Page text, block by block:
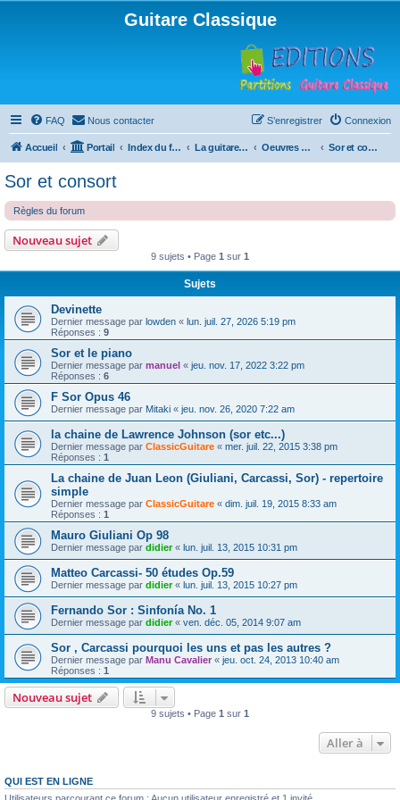
Guitare Classique
FAQ Nous contacter Connexion
S’enregistrer
Accueil Portail Index du forum La guitare : instrument, cours et théorie Oeuvres à la loupe Sor et consort
Sor et consort
Règles du forum
Nouveau sujet
9 sujets • Page 1 sur 1
Sujets
Devinette
Dernier message par lowden « lun. juil. 27, 2026 5:19 pm
Réponses : 9
Sor et le piano
Dernier message par manuel « jeu. nov. 17, 2022 3:22 pm
Réponses : 6
F Sor Opus 46
Dernier message par Mitaki « jeu. nov. 26, 2020 7:22 am
la chaine de Lawrence Johnson (sor etc...)
Dernier message par ClassicGuitare « mer. juil. 22, 2015 3:38 pm
Réponses : 1
La chaine de Juan Leon (Giuliani, Carcassi, Sor) - repertoire
simple
Dernier message par ClassicGuitare « dim. juil. 19, 2015 8:33 am
Réponses : 1
Mauro Giuliani Op 98
Dernier message par didier« lun. juil. 13, 2015 10:31 pm
Matteo Carcassi- 50 études Op.59
Dernier message par didier« lun. juil. 13, 2015 10:27 pm
Fernando Sor : Sinfonía No. 1
Dernier message par didier« ven. déc. 05, 2014 9:07 am
Sor , Carcassi pourquoi les uns et pas les autres ?
Dernier message par Manu Cavalier « jeu. oct. 24, 2013 10:40 am
Réponses : 1
Nouveau sujet
9 sujets • Page 1 sur 1
Aller à
QUI EST EN LIGNE